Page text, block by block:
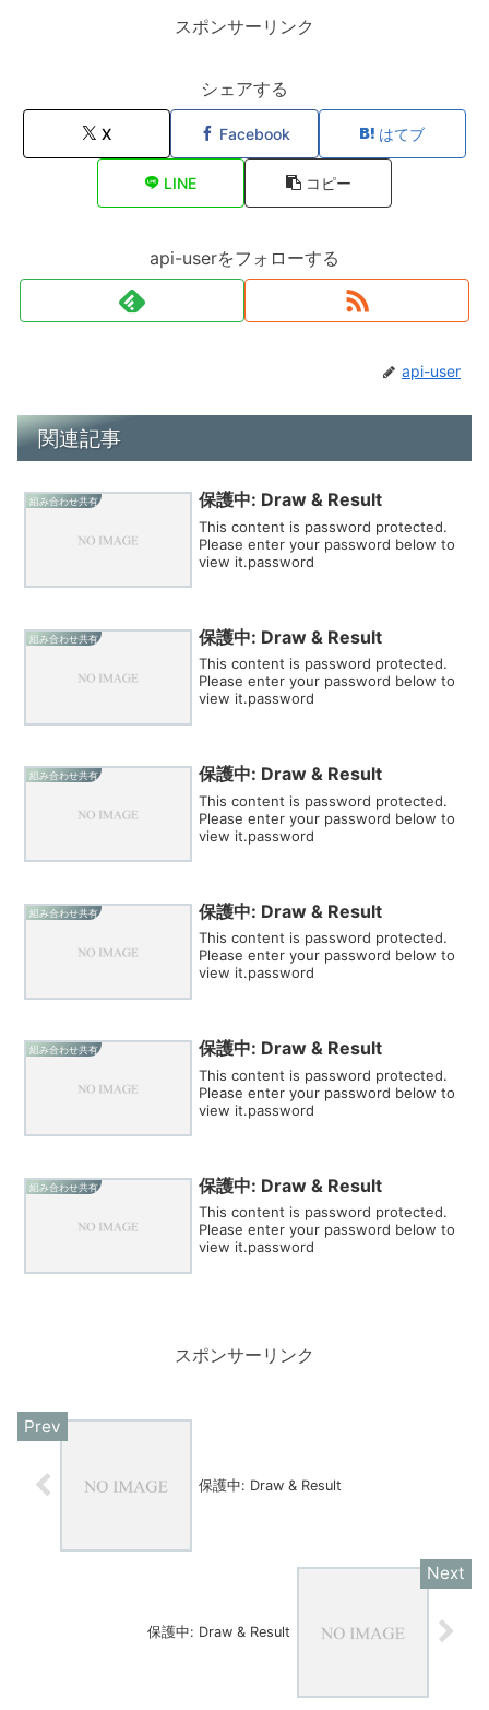
スポンサーリンク
シェアする
X Facebook はてブ
LINE コピー
api-userをフォローする
api-user
関連記事
組み合わせ共有 保護中: Draw & Result
This content is password protected.
Please enter your password below to
view it.password
組み合わせ共有 保護中: Draw & Result
This content is password protected.
Please enter your password below to
view it.password
組み合わせ共有 保護中: Draw & Result
This content is password protected.
Please enter your password below to
view it.password
組み合わせ共有 保護中: Draw & Result
This content is password protected.
Please enter your password below to
view it.password
組み合わせ共有 保護中: Draw & Result
This content is password protected.
Please enter your password below to
view it.password
組み合わせ共有 保護中: Draw & Result
This content is password protected.
Please enter your password below to
view it.password
スポンサーリンク
保護中: Draw & Result
保護中: Draw & Result